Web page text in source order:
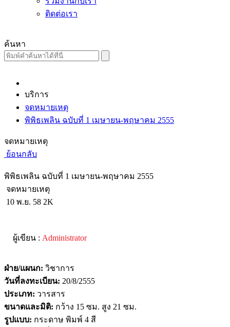
ติดต่อเรา
ค้นหา
บริการ
จดหมายเหตุ
พิพิธเพลิน ฉบับที่ 1 เมษายน-พฤษาคม 2555
จดหมายเหตุ
ย้อนกลับ
พิพิธเพลิน ฉบับที่ 1 เมษายน-พฤษาคม 2555
จดหมายเหตุ
10 พ.ย. 58 2K
ผู้เขียน : Administrator
ฝ่าย/แผนก: วิชาการ
วันที่ลงทะเบียน: 20/8/2555
ประเภท: วารสาร
ขนาดและมิติ: กว้าง 15 ซม. สูง 21 ซม.
รูปแบบ: กระดาษ พิมพ์ 4 สี